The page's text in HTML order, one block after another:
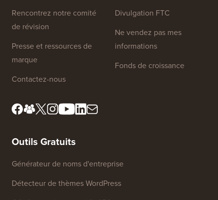
Rencontrez notre comité
de révision
Presse et ressources de
marque
Contactez-nous
Divulgation FTC
Ne vendez pas mes
informations
Fonds de croissance
Outils Gratuits
Générateur de noms d'entreprise
Détecteur de thèmes WordPress